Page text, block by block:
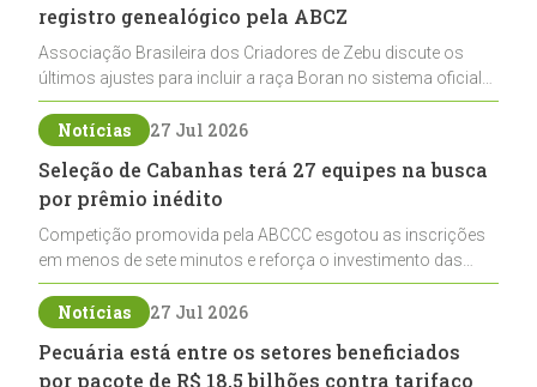
registro genealógico pela ABCZ
Associação Brasileira dos Criadores de Zebu discute os
últimos ajustes para incluir a raça Boran no sistema oficial
de registros, abrindo caminho para sua expansão na
pecuária nacional
Notícias 27 Jul 2026
Seleção de Cabanhas terá 27 equipes na busca
por prêmio inédito
Competição promovida pela ABCCC esgotou as inscrições
em menos de sete minutos e reforça o investimento das
cabanhas na seleção genética de Cavalos Crioulos voltados
ao laço
Notícias 27 Jul 2026
Pecuária está entre os setores beneficiados
por pacote de R$ 18,5 bilhões contra tarifaço